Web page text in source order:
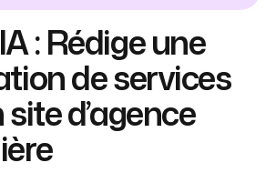
: Rédige une
de services
d’agence